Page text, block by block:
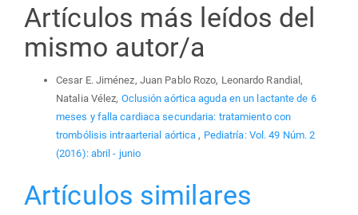
Artículos más leídos del
mismo autor/a
Cesar E. Jiménez, Juan Pablo Rozo, Leonardo Randial,
Natalia Vélez, Oclusión aórtica aguda en un lactante de 6
meses y falla cardiaca secundaria: tratamiento con
trombólisis intraarterial aórtica, Pediatría: Vol. 49 Núm. 2
(2016): abril - junio
Artículos similares